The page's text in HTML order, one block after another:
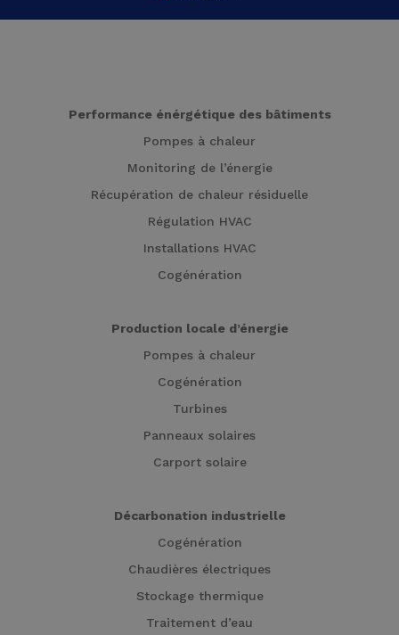
Performance énérgétique des bâtiments
Pompes à chaleur
Monitoring de l’énergie
Récupération de chaleur résiduelle
Régulation HVAC
Installations HVAC
Cogénération
Production locale d’énergie
Pompes à chaleur
Cogénération
Turbines
Panneaux solaires
Carport solaire
Décarbonation industrielle
Cogénération
Chaudières électriques
Stockage thermique
Traitement d’eau